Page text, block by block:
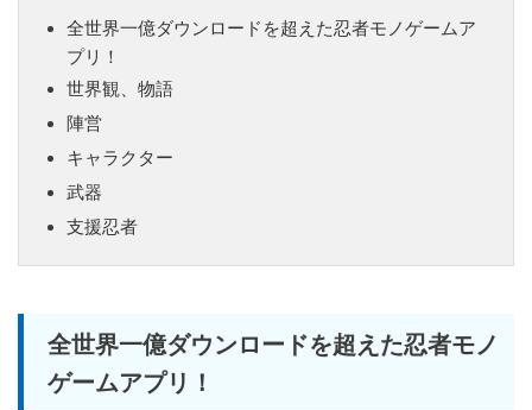
全世界一億ダウンロードを超えた忍者モノゲームア
プリ！
世界観、物語
陣営
キャラクター
武器
支援忍者
全世界一億ダウンロードを超えた忍者モノ
ゲームアプリ！